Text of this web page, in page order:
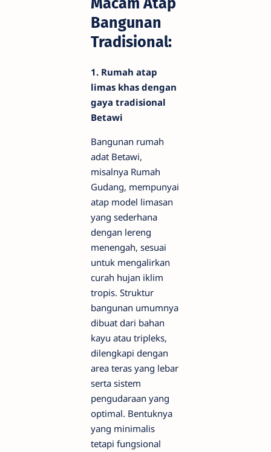
Bangunan
Tradisional:
1. Rumah atap
limas khas dengan
gaya tradisional
Betawi
Bangunan rumah
adat Betawi,
misalnya Rumah
Gudang, mempunyai
atap model limasan
yang sederhana
dengan lereng
menengah, sesuai
untuk mengalirkan
curah hujan iklim
tropis. Struktur
bangunan umumnya
dibuat dari bahan
kayu atau tripleks,
dilengkapi dengan
area teras yang lebar
serta sistem
pengudaraan yang
optimal. Bentuknya
yang minimalis
tetapi fungsional